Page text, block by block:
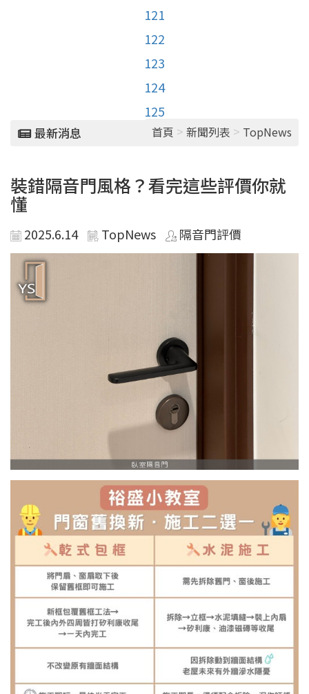
121
122
123
124
125
最新消息 首頁 > 新聞列表 > TopNews
裝錯隔音門風格？看完這些評價你就
懂
2025.6.14 TopNews 隔音門評價